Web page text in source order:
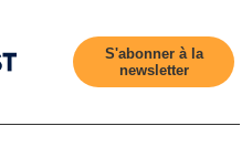
S'abonner à la
newsletter